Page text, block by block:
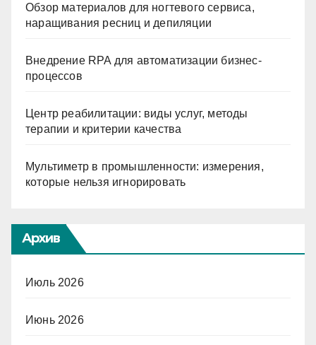
Обзор материалов для ногтевого сервиса,
наращивания ресниц и депиляции
Внедрение RPA для автоматизации бизнес-
процессов
Центр реабилитации: виды услуг, методы
терапии и критерии качества
Мультиметр в промышленности: измерения,
которые нельзя игнорировать
Архив
Июль 2026
Июнь 2026